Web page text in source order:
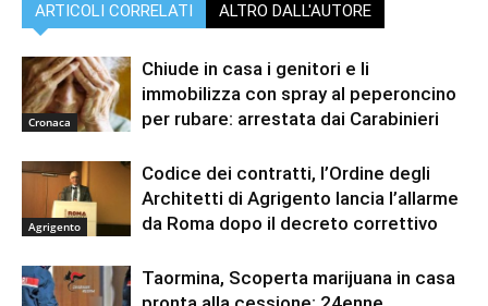
ARTICOLI CORRELATI ALTRO DALL'AUTORE
Cronaca
Chiude in casa i genitori e li
immobilizza con spray al peperoncino
per rubare: arrestata dai Carabinieri
Agrigento
Codice dei contratti, l’Ordine degli
Architetti di Agrigento lancia l’allarme
da Roma dopo il decreto correttivo
Taormina, Scoperta marijuana in casa